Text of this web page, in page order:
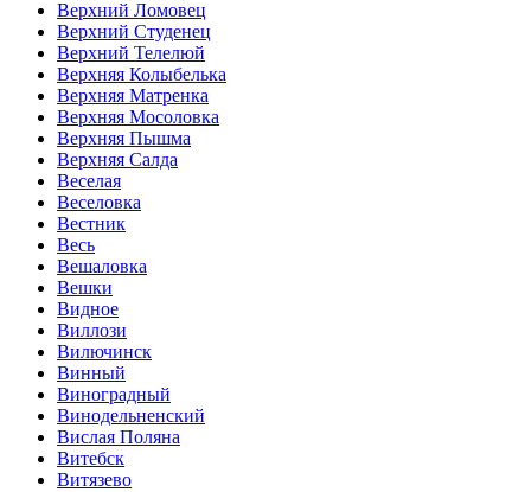
Верхний Ломовец
Верхний Студенец
Верхний Телелюй
Верхняя Колыбелька
Верхняя Матренка
Верхняя Мосоловка
Верхняя Пышма
Верхняя Салда
Веселая
Веселовка
Вестник
Весь
Вешаловка
Вешки
Видное
Виллози
Вилючинск
Винный
Виноградный
Винодельненский
Вислая Поляна
Витебск
Витязево